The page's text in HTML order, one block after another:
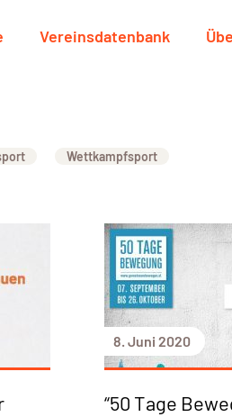
Vereinsdatenbank
Wettkampfsport
8. Juni 2020
“50 Tage